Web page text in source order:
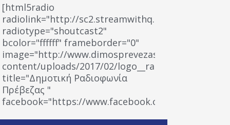
[html5radio
radiolink="http://sc2.streamwithq.com:8028/
radiotype="shoutcast2"
bcolor="ffffff" frameborder="0"
image="http://www.dimosprevezas.gr/wp-
content/uploads/2017/02/logo__radiofonias.jpg"
title="Δημοτική Ραδιοφωνία
Πρέβεζας "
facebook="https://www.facebook.com/